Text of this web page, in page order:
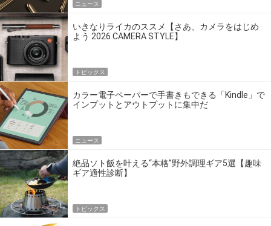
ニュース
いきなりライカのススメ【さあ、カメラをはじめ
よう 2026 CAMERA STYLE】
トピックス
カラー電子ペーパーで手書きもできる「Kindle」で
インプットとアウトプットに集中だ
ニュース
絶品ソト飯を叶える“本格”野外調理ギア5選【趣味
ギア適性診断】
トピックス